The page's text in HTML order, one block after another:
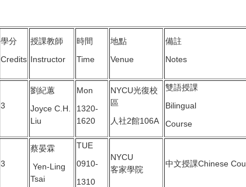
學分
Credits
授課教師
Instructor
時間
Time
地點
Venue
備註
Notes
3
劉紀蕙
Joyce C.H.
Liu
Mon
1320-
1620
NYCU光復校
區
人社2館106A
雙語授課
Bilingual
Course
3
蔡晏霖
Yen-Ling
Tsai
TUE
0910-
1310
NYCU
客家學院
中文授課Chinese